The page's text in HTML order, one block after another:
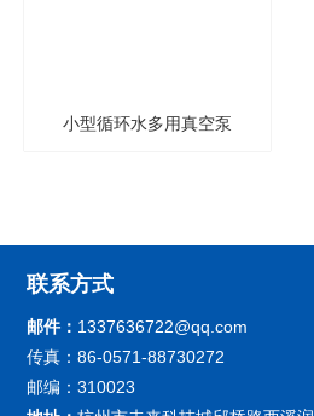
小型循环水多用真空泵
联系方式
邮件： 1337636722@qq.com
传真：86-0571-88730272
邮编：310023